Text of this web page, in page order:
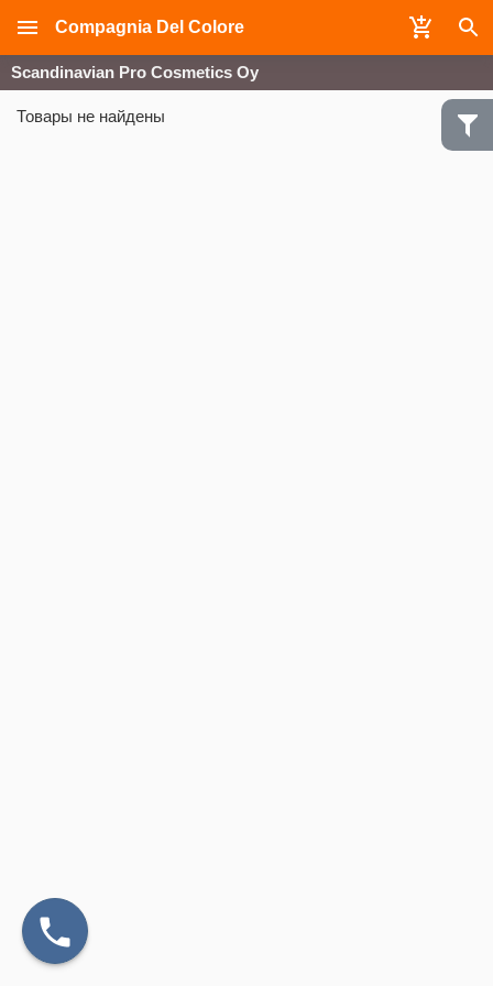
Compagnia Del Colore
Scandinavian Pro Cosmetics Oy
Товары не найдены